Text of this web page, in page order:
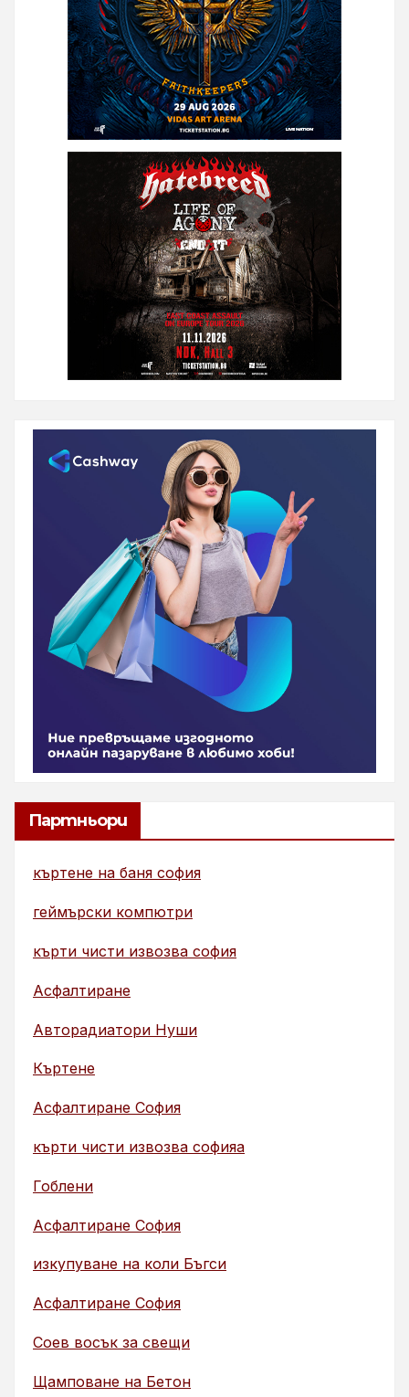
Партньори
къртене на баня софия
геймърски компютри
кърти чисти извозва софия
Асфалтиране
Авторадиатори Нуши
Къртене
Асфалтиране София
кърти чисти извозва софияа
Гоблени
Асфалтиране София
изкупуване на коли Бъгси
Асфалтиране София
Соев восък за свещи
Щамповане на Бетон